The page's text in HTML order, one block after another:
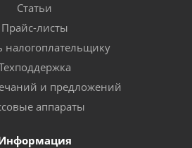
Статьи
Прайс-листы
и предложений
аппараты